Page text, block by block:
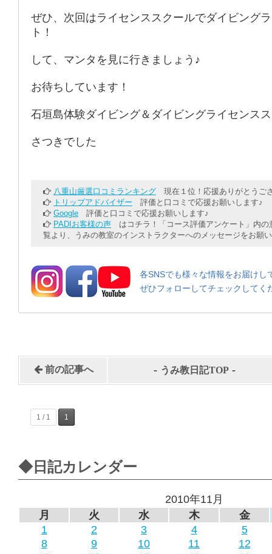
ぜひ、次回はライセンススクールでダイビング
ト！
して、マンタを見に行きましょう♪
お待ちしています！
石垣島体験ダイビング＆ダイビングライセンス
さつきでした
八重山厳選口コミランキング 現在１位！応援ありがとうご
トリップアドバイザー 評価と口コミで応援お願いします♪
Google 評価と口コミで応援お願いします♪
PADIお客様の声 はコチラ！「コース評価アンケート」内の
覧より、うみの教室のインストラクターへのメッセージをお願
各SNSでも様々な情報をお届けし
ぜひフォローしてチェックしてく
前の記事へ - うみ教日記TOP -
1 / 1 1
◆日記カレンダー
2010年11月
月
火 水 木
金
1
2 3 4
5
8
9 10 11
12